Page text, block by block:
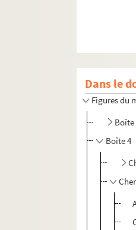
Dans le
Figures
Figures du
Boîte
Boîte 4